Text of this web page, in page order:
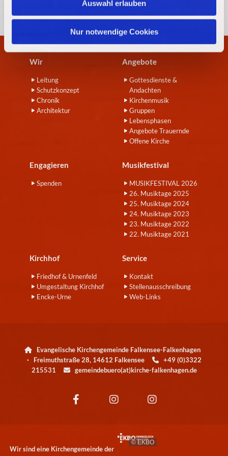
Auswahl erlauben
Nur notwendige Cookies
Wir
Leitung
Schutzkonzept
Chronik
Architektur
Angebote
Gottesdienste &
Andachten
Kirchenmusik
Gruppen
Lebensphasen
Angebote Trauernde
Offene Kirche
Engagieren
Spenden
Musikfestival
MUSIKFESTIVAL 2026
26. Musiktage 2025
25. Musiktage 2024
24. Musiktage 2023
23. Musiktage 2022
22. Musiktage 2021
Kirchhof
Friedhof & Urnenfeld
Umgestaltung Kirchhof
Encke-Urne
Service
Kontakt
Stellenausschreibung
Web-Links

Evangelische Kirchengemeinde Falkensee-Falkenhagen
· Freimuthstraße 28, 14612 Falkensee
+49 (0)3322
215531
gemeindebuero(at)kirche-falkenhagen.de
Wir sind eine Kirchengemeinde der
© EKBO